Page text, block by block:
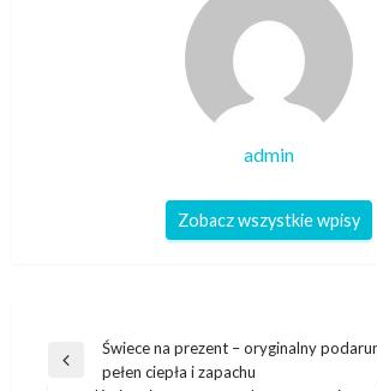
admin
Zobacz wszystkie wpisy
Nawigacja
wpisu
Poprzedni
Świece na prezent – oryginalny
pełen ciepła i zapachu